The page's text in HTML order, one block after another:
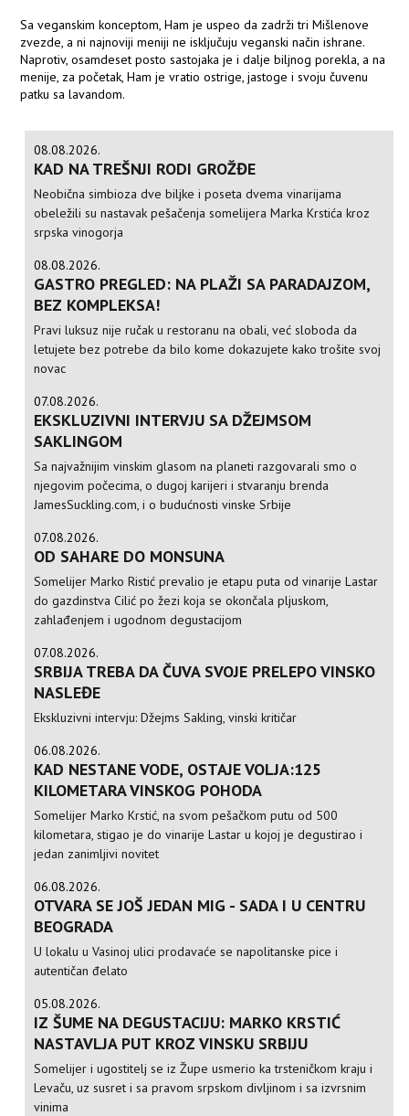
Sa veganskim konceptom, Ham je uspeo da zadrži tri Mišlenove
zvezde, a ni najnoviji meniji ne isključuju veganski način ishrane.
Naprotiv, osamdeset posto sastojaka je i dalje biljnog porekla, a na
menije, za početak, Ham je vratio ostrige, jastoge i svoju čuvenu
patku sa lavandom.
08.08.2026.
KAD NA TREŠNJI RODI GROŽĐE
Neobična simbioza dve biljke i poseta dvema vinarijama
obeležili su nastavak pešačenja somelijera Marka Krstića kroz
srpska vinogorja
08.08.2026.
GASTRO PREGLED: NA PLAŽI SA PARADAJZOM,
BEZ KOMPLEKSA!
Pravi luksuz nije ručak u restoranu na obali, već sloboda da
letujete bez potrebe da bilo kome dokazujete kako trošite svoj
novac
07.08.2026.
EKSKLUZIVNI INTERVJU SA DŽEJMSOM
SAKLINGOM
Sa najvažnijim vinskim glasom na planeti razgovarali smo o
njegovim počecima, o dugoj karijeri i stvaranju brenda
JamesSuckling.com, i o budućnosti vinske Srbije
07.08.2026.
OD SAHARE DO MONSUNA
Somelijer Marko Ristić prevalio je etapu puta od vinarije Lastar
do gazdinstva Cilić po žezi koja se okončala pljuskom,
zahlađenjem i ugodnom degustacijom
07.08.2026.
SRBIJA TREBA DA ČUVA SVOJE PRELEPO VINSKO
NASLEĐE
Ekskluzivni intervju: Džejms Sakling, vinski kritičar
06.08.2026.
KAD NESTANE VODE, OSTAJE VOLJA:125
KILOMETARA VINSKOG POHODA
Somelijer Marko Krstić, na svom pešačkom putu od 500
kilometara, stigao je do vinarije Lastar u kojoj je degustirao i
jedan zanimljivi novitet
06.08.2026.
OTVARA SE JOŠ JEDAN MIG - SADA I U CENTRU
BEOGRADA
U lokalu u Vasinoj ulici prodavaće se napolitanske pice i
autentičan đelato
05.08.2026.
IZ ŠUME NA DEGUSTACIJU: MARKO KRSTIĆ
NASTAVLJA PUT KROZ VINSKU SRBIJU
Somelijer i ugostitelj se iz Župe usmerio ka trsteničkom kraju i
Levaču, uz susret i sa pravom srpskom divljinom i sa izvrsnim
vinima